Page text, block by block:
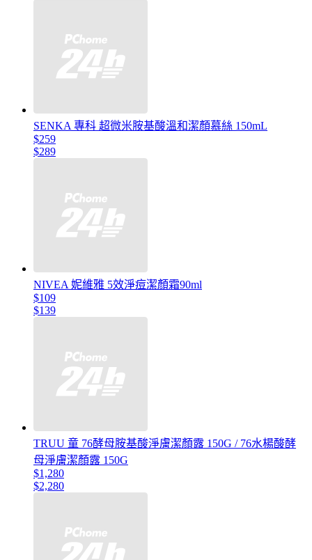
SENKA 專科 超微米胺基酸溫和潔顏慕絲 150mL
$259
$289
NIVEA 妮維雅 5效淨痘潔顏霜90ml
$109
$139
TRUU 童 76酵母胺基酸淨膚潔顏露 150G / 76水楊酸酵
母淨膚潔顏露 150G
$1,280
$2,280